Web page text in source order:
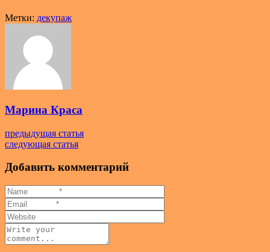
Метки: декупаж
Марина Краса
предыдущая статья
следующая статья
Добавить комментарий